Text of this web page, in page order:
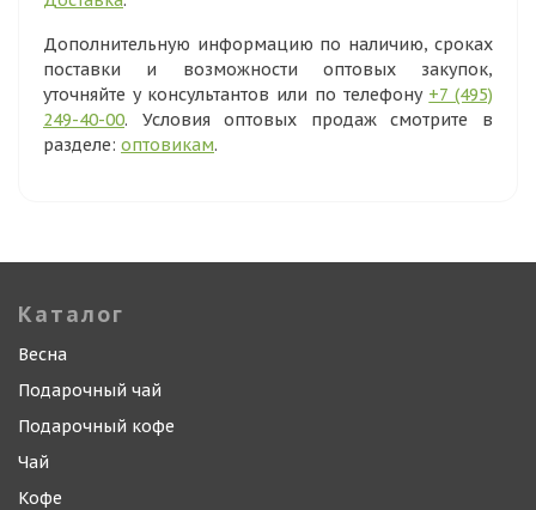
Дополнительную информацию по наличию, сроках
поставки и возможности оптовых закупок,
уточняйте у консультантов или по телефону +7 (495)
249-40-00. Условия оптовых продаж смотрите в
разделе: оптовикам.
Каталог
Весна
Подарочный чай
Подарочный кофе
Чай
Кофе